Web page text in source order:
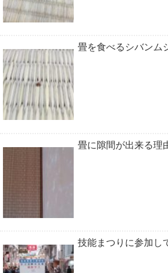
畳を食べるシバンム
畳に隙間が出来る理
技能まつりに参加し